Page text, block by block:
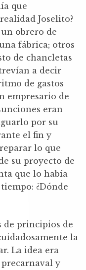
que
Joselito?
obrero de
fábrica; otros
de chancletas
a decir
de gastos
empresario de
eran
por su
el fin y
lo que
su proyecto de
que lo había
¿Dónde
de principios de
la
La idea era
y